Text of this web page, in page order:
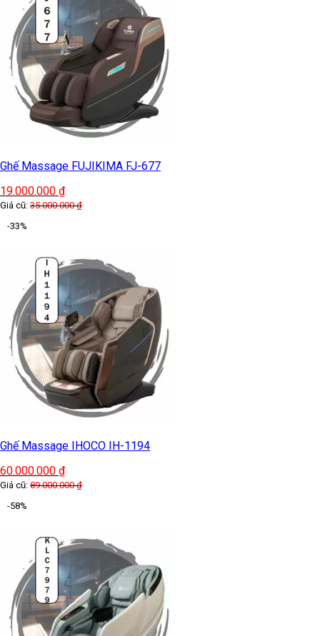
Ghế Massage FUJIKIMA FJ-677
19.000.000 ₫
Giá cũ: 35.000.000₫
-33%
Ghế Massage IHOCO IH-1194
60.000.000 ₫
Giá cũ: 89.000.000₫
-58%